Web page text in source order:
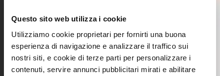
Questo sito web utilizza i cookie
Utilizziamo cookie proprietari per fornirti una buona
esperienza di navigazione e analizzare il traffico sui
nostri siti, e cookie di terze parti per personalizzare i
contenuti, servire annunci pubblicitari mirati e abilitare